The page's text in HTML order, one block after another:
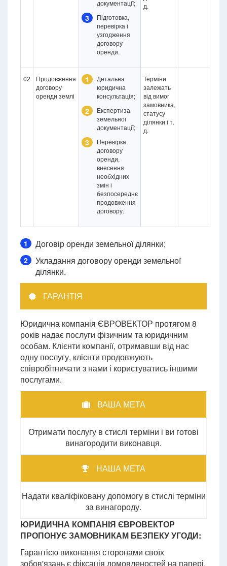
документації;
3
Підготовка,
перевірка і
узгодження
договору
оренди.
д.
02
Продовження
договору
оренди землі
1
Детальна
юридична
консультація;
2
Експертиза
земельної
документації;
3
Перевірка
договору
оренди,
внесення
необхідних
змін і
безпосереднє
продовження
договору.
Терміни
залежать
від вимог
замовника,
статусу
ділянки і т.
д.
1 Договір оренди земельної ділянки;
2
Укладання договору оренди земельної
ділянки.
ГАРАНТІЯ
Юридична компанія ЄВРОВЕКТОР протягом 8
років надає послуги фізичним та юридичним
особам. Клієнти компанії, отримавши від нас
одну послугу, клієнти продовжують
співробітничати з нами і користуватись іншими
послугами.
ВАША МЕТА
Отримати послугу в стислі терміни і ви готові
винагородити виконавця.
НАША МЕТА
Надати кваліфіковану допомогу в стислі терміни
за винагороду.
ЮРИДИЧНА КОМПАНІЯ ЄВРОВЕКТОР
ПРОПОНУЄ ЗАМОВНИКАМ БЕЗПЕКУ УГОДИ:
Гарантією виконання сторонами своїх
зобов'язань є фіксація домовленостей на папері.